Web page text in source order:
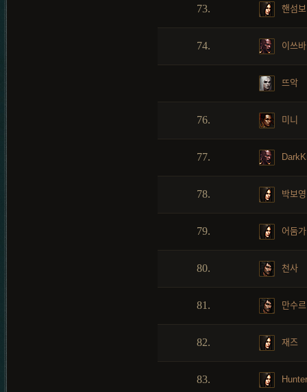
73. 핸섬
74. 이쓰
뜨악
76. 미니
77.
78. 박보영
79. 어둠
80. 천사
81. 만수르
82. 재즈
83.